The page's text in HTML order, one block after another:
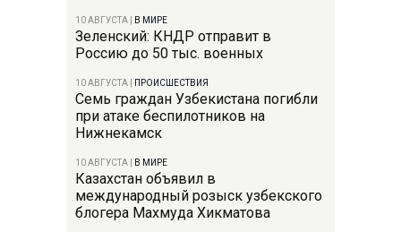
10 АВГУСТА В МИРЕ
Зеленский: КНДР отправит в
Россию до 50 тыс. военных
10 АВГУСТА ПРОИСШЕСТВИЯ
Семь граждан Узбекистана погибли
при атаке беспилотников на
Нижнекамск
10 АВГУСТА В МИРЕ
Казахстан объявил в
международный розыск узбекского
блогера Махмуда Хикматова